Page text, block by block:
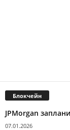
Блокчейн
JPMorgan
07.01.2026